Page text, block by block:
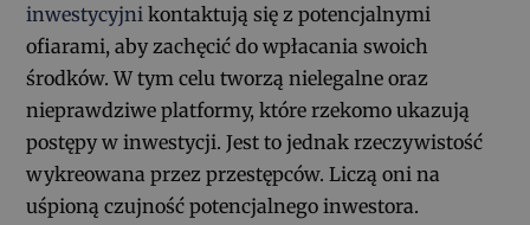
inwestycyjni kontaktują się z potencjalnymi
ofiarami, aby zachęcić do wpłacania swoich
środków. W tym celu tworzą nielegalne oraz
nieprawdziwe platformy, które rzekomo ukazują
postępy w inwestycji. Jest to jednak rzeczywistość
wykreowana przez przestępców. Liczą oni na
uśpioną czujność potencjalnego inwestora.